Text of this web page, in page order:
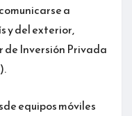
a
y del exterior,
de Inversión Privada
equipos móviles